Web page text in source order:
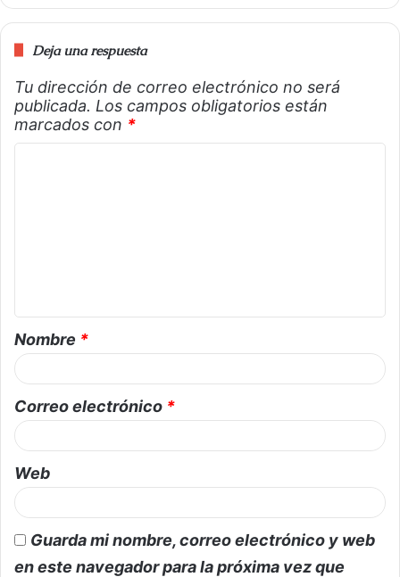
Deja una respuesta
Tu dirección de correo electrónico no será
publicada. Los campos obligatorios están
marcados con *
Nombre *
Correo electrónico *
Web
Guarda mi nombre, correo electrónico y web
en este navegador para la próxima vez que